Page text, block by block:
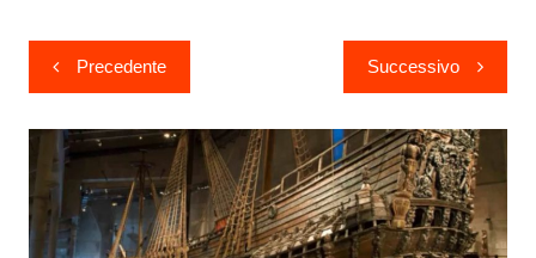
Navigazione
articoli
Precedente Successivo